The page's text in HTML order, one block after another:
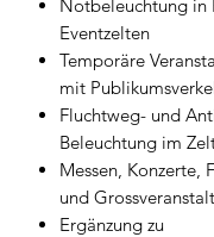
Notbeleuchtung in
Eventzelten
Temporäre
mit
Fluchtweg- und
Beleuchtung im
Messen, Konzerte,
und
Ergänzung zu